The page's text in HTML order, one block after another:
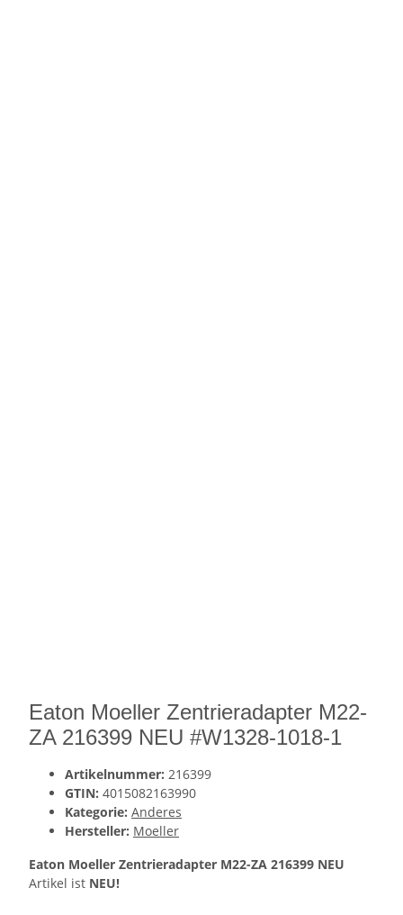
Eaton Moeller Zentrieradapter M22-
ZA 216399 NEU #W1328-1018-1
Artikelnummer: 216399
GTIN: 4015082163990
Kategorie: Anderes
Hersteller: Moeller
Eaton Moeller Zentrieradapter M22-ZA 216399 NEU
Artikel ist NEU!